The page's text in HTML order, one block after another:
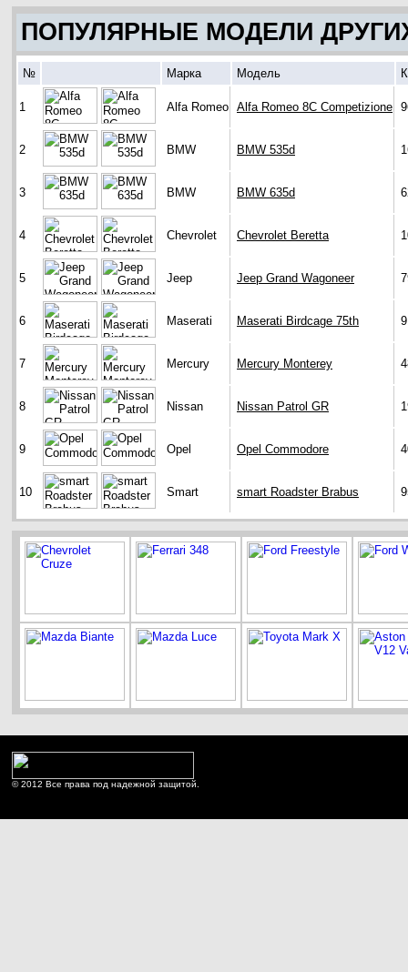
ПОПУЛЯРНЫЕ МОДЕЛИ
№ Марка Модель
1 Alfa Romeo Alfa Romeo 8C Competizione
2 BMW BMW 535d
3 BMW BMW 635d
4 Chevrolet Chevrolet Beretta
5 Jeep Jeep Grand Wagoneer
6 Maserati Maserati Birdcage 75th
7 Mercury Mercury Monterey
8 Nissan Nissan Patrol GR
9 Opel Opel Commodore
10 Smart smart Roadster Brabus
© 2012 Все права под надежной защитой.